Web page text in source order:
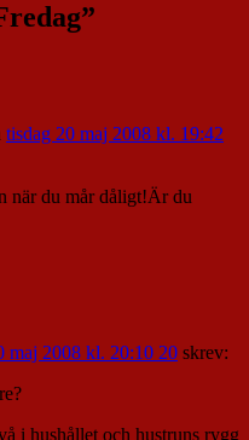
”
tisdag 20 maj 2008 kl. 19:42
när du mår dåligt!Är du
maj 2008 kl. 20:10 20 skrev:
i hushållet och hustruns rygg